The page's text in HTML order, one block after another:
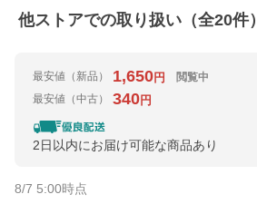
他ストアでの取り扱い（全20件）
最安値 （新品） 1,650円
閲覧中
最安値 （中古） 340円
2日以内にお届け可能な商品あり
8/7 5:00時点